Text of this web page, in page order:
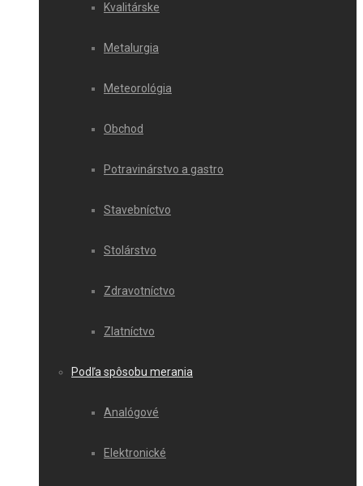
Kvalitárske
Metalurgia
Meteorológia
Obchod
Potravinárstvo a gastro
Stavebníctvo
Stolárstvo
Zdravotníctvo
Zlatníctvo
Podľa spôsobu merania
Analógové
Elektronické